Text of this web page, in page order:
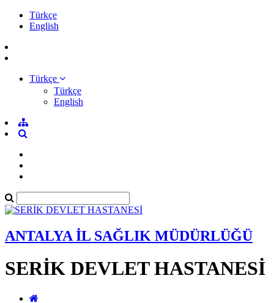
Türkçe
English
Türkçe
Türkçe
English
ANTALYA İL SAĞLIK MÜDÜRLÜĞÜ
SERİK DEVLET HASTANESİ